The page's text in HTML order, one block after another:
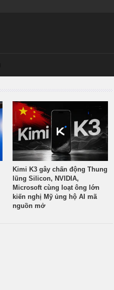
Kimi K3 gây chấn động Thung
lũng Silicon, NVIDIA,
Microsoft cùng loạt ông lớn
kiến nghị Mỹ ủng hộ AI mã
nguồn mở